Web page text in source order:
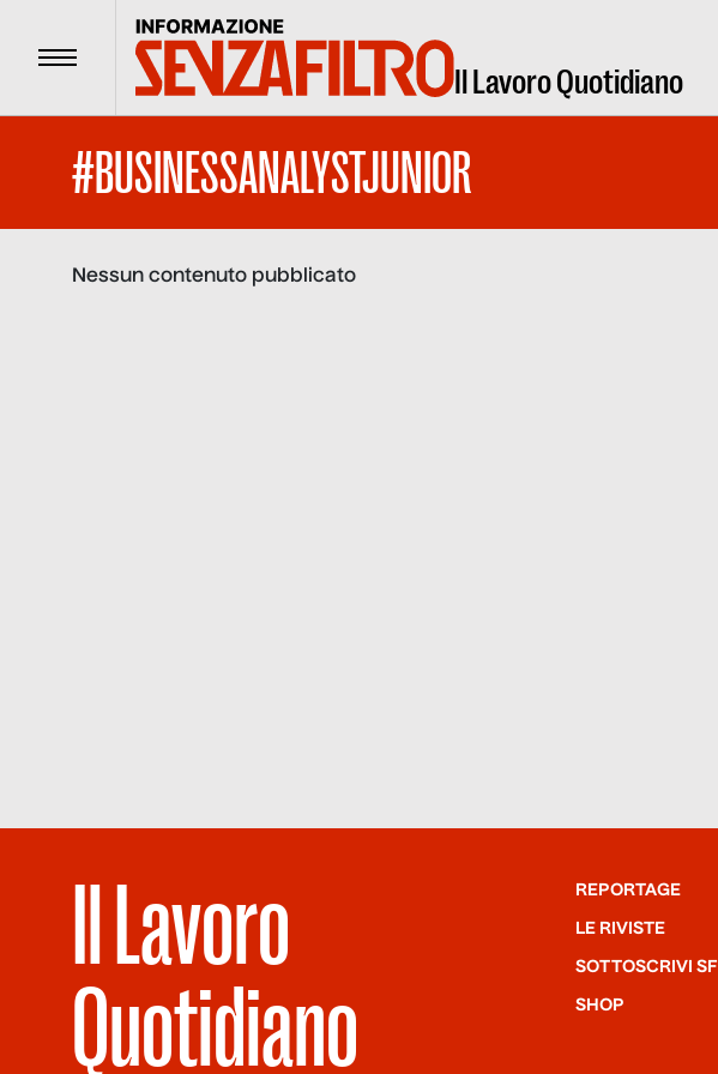
Menu Il Lavoro Quotidiano
#BUSINESSANALYSTJUNIOR
Nessun contenuto pubblicato
Il Lavoro
Quotidiano
REPORTAGE
LE RIVISTE
SOTTOSCRIVI SF
SHOP